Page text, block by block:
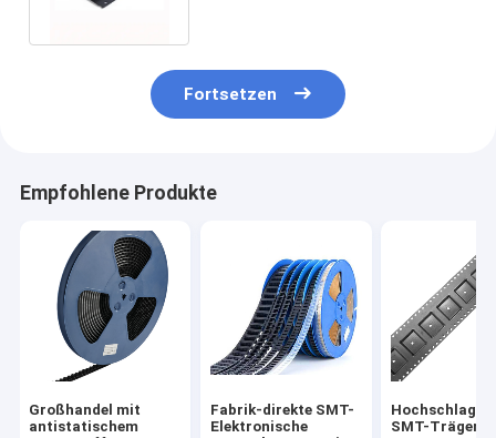
Fortsetzen
Empfohlene Produkte
Großhandel mit
antistatischem
Fabrik-direkte SMT-
Elektronische
SMT-